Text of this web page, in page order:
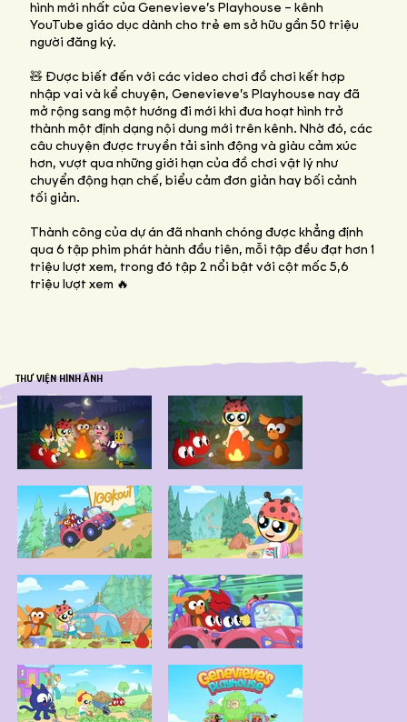
hình mới nhất của Genevieve’s Playhouse – kênh
YouTube giáo dục dành cho trẻ em sở hữu gần 50 triệu
người đăng ký.
🧸 Được biết đến với các video chơi đồ chơi kết hợp
nhập vai và kể chuyện, Genevieve’s Playhouse nay đã
mở rộng sang một hướng đi mới khi đưa hoạt hình trở
thành một định dạng nội dung mới trên kênh. Nhờ đó, các
câu chuyện được truyền tải sinh động và giàu cảm xúc
hơn, vượt qua những giới hạn của đồ chơi vật lý như
chuyển động hạn chế, biểu cảm đơn giản hay bối cảnh
tối giản.
Thành công của dự án đã nhanh chóng được khẳng định
qua 6 tập phim phát hành đầu tiên, mỗi tập đều đạt hơn 1
triệu lượt xem, trong đó tập 2 nổi bật với cột mốc 5,6
triệu lượt xem 🔥
THƯ VIỆN HÌNH ẢNH